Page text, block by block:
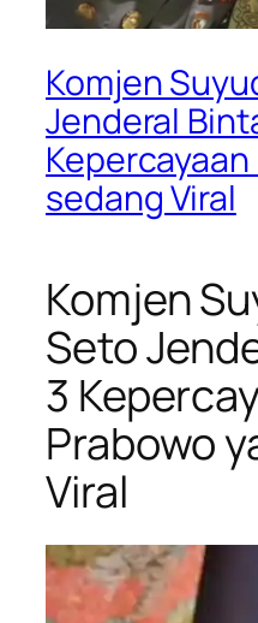
Komjen
Jenderal
sedang Viral
Komjen
Seto
3
Prabowo
Viral